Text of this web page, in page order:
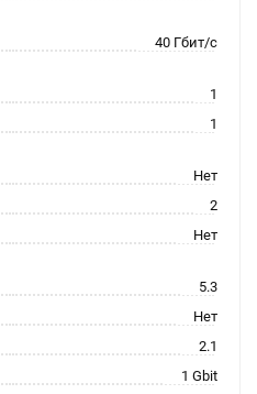
40 Гбит/с
1
1
Нет
2
Нет
5.3
Нет
2.1
1 Gbit